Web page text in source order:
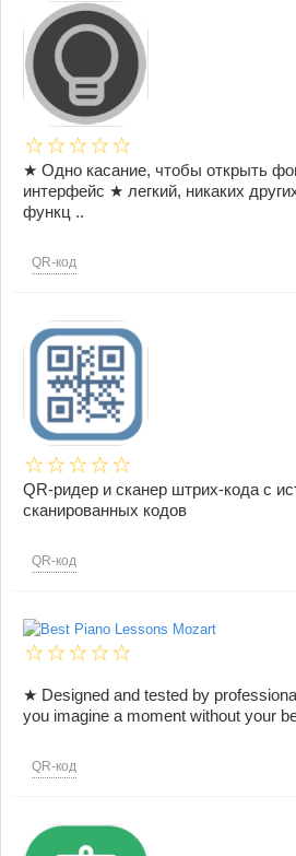
★ Одно касание, чтобы открыть
интерфейс ★ легкий, никаких
функц ..
QR-код
QR-ридер и сканер штрих-кода с
сканированных кодов
QR-код
★ Designed and tested by
you imagine a moment without your
QR-код